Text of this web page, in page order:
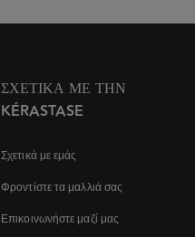
ΣΧΕΤΙΚΆ ΜΕ ΤΗΝ
KÉRASTASE
Σχετικά με εμάς
Φροντίστε τα μαλλιά σας
Επικοινωνήστε μαζί μας